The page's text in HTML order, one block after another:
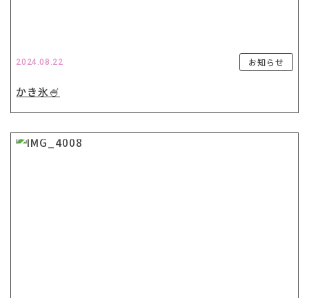
2024.08.22 お知らせ
かき氷🍧